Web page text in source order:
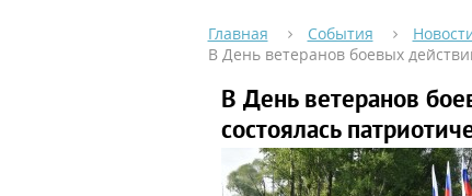
Главная События
В День ветеранов боевых
В День ветеранов
состоялась